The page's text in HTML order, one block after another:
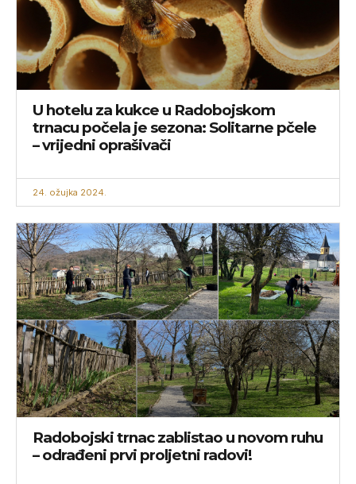
U hotelu za kukce u Radobojskom
trnacu počela je sezona: Solitarne pčele
– vrijedni oprašivači
24. ožujka 2024.
Radobojski trnac zablistao u novom ruhu
– odrađeni prvi proljetni radovi!